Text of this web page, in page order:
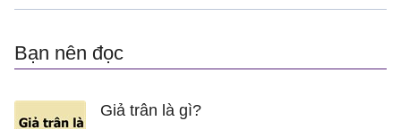
Bạn nên đọc
Giả trân là gì?